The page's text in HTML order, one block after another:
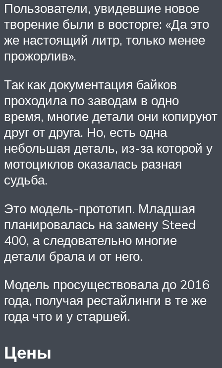
Пользователи, увидевшие новое
творение были в восторге: «Да это
же настоящий литр, только менее
прожорлив».
Так как документация байков
проходила по заводам в одно
время, многие детали они копируют
друг от друга. Но, есть одна
небольшая деталь, из-за которой у
мотоциклов оказалась разная
судьба.
Это модель-прототип. Младшая
планировалась на замену Steed
400, а следовательно многие
детали брала и от него.
Модель просуществовала до 2016
года, получая рестайлинги в те же
года что и у старшей.
Цены